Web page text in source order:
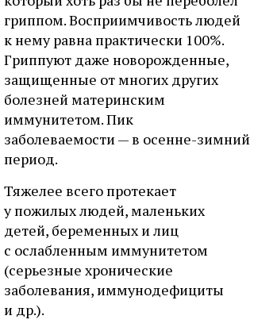
гриппом. Восприимчивость людей
к нему равна практически 100%.
Гриппуют даже новорожденные,
защищенные от многих других
болезней материнским
иммунитетом. Пик
заболеваемости — в осенне-зимний
период.
Тяжелее всего протекает
у пожилых людей, маленьких
детей, беременных и лиц
с ослабленным иммунитетом
(серьезные хронические
заболевания, иммунодефициты
и др.).